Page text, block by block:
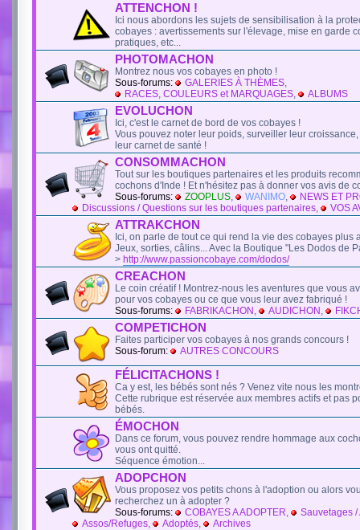
ATTENCHON !
Ici nous abordons les sujets de sensibilisation à la
cobayes : avertissements sur l'élevage, mise en garde
pratiques, etc...
PHOTOMACHON
Montrez nous vos cobayes en photo !
Sous-forums:
GALERIES À THÈMES
RACES, COULEURS et MARQUAGES
ALBUMS
EVOLUCHON
Ici, c'est le carnet de bord de vos cobayes !
Vous pouvez noter leur poids, surveiller leur
leur carnet de santé !
CONSOMMACHON
Tout sur les boutiques partenaires et les produits
cochons d'Inde ! Et n'hésitez pas à donner vos avis de
Sous-forums:
ZOOPLUS WANIMO
NEWS ET
Discussions / Questions sur les boutiques partenaires
VOS
ATTRAKCHON
Ici, on parle de tout ce qui rend la vie des cobayes plus
Jeux, sorties, câlins... Avec la Boutique "Les Dodos de
> http://www.passioncobaye.com/dodos/
CREACHON
Le coin créatif ! Montrez-nous les aventures que vous
pour vos cobayes ou ce que vous leur avez fabriqué !
Sous-forums:
FABRIKACHON AUDICHON
COMPETICHON
Faites participer vos cobayes à nos grands concours !
Sous-forum:
AUTRES CONCOURS
FÉLICITACHONS !
Ca y est, les bébés sont nés ? Venez vite nous les
Cette rubrique est réservée aux membres actifs et pas
bébés.
ÉMOCHON
Dans ce forum, vous pouvez rendre hommage aux
vous ont quitté.
Séquence émotion...
ADOPCHON
Vous proposez vos petits chons à l'adoption ou alors
recherchez un à adopter ?
Sous-forums:
COBAYES A ADOPTER
Sauvetages
Assos/Refuges
Adoptés Archives